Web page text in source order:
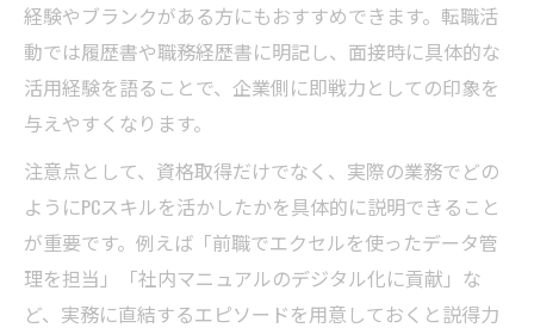
経験やブランクがある方にもおすすめできます。転職活
動では履歴書や職務経歴書に明記し、面接時に具体的な
活用経験を語ることで、企業側に即戦力としての印象を
与えやすくなります。
注意点として、資格取得だけでなく、実際の業務でどの
ようにPCスキルを活かしたかを具体的に説明できること
が重要です。例えば「前職でエクセルを使ったデータ管
理を担当」「社内マニュアルのデジタル化に貢献」な
ど、実務に直結するエピソードを用意しておくと説得力